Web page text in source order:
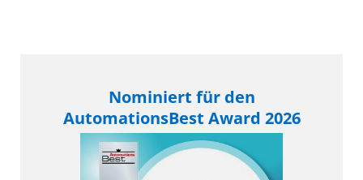
Nominiert für den
AutomationsBest Award 2026